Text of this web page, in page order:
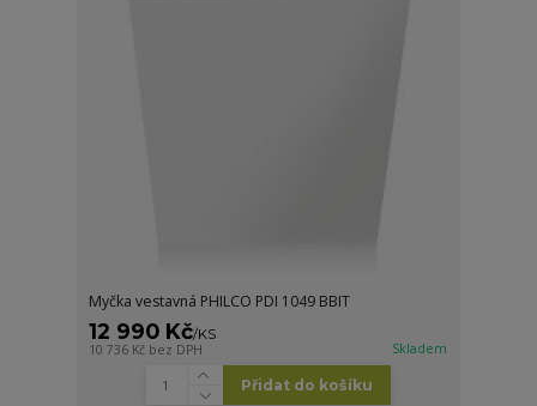
Myčka vestavná PHILCO PDI 1049 BBIT
12 990 Kč/KS
10 736 Kč bez DPH Skladem
Přidat do košíku